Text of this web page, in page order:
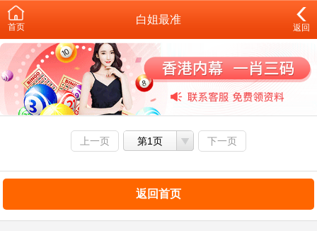
首页
白姐最准
返回
上一页 第1页 下一页
返回首页